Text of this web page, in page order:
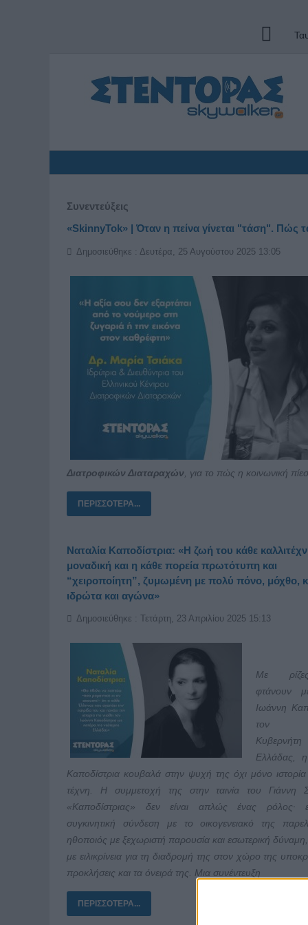
Συνεντεύξεις
«SkinnyTok» | Όταν η πείνα γίνεται "τάση". Πώς
Δημοσιεύθηκε : Δευτέρα, 25 Αυγούστου 2025 13:05
Διατροφικών Διαταραχών , για το πώς η κοινωνική
ΠΕΡΙΣΣΌΤΕΡΑ...
Ναταλία Καποδίστρια: «Η ζωή του κάθε
μοναδική και η κάθε πορεία πρωτότυπη και
“χειροποίητη”, ζυμωμένη με πολύ πόνο, μόχθο,
ιδρώτα και αγώνα»
Δημοσιεύθηκε : Τετάρτη, 23 Απριλίου 2025 15:13
Με
φτάνουν
Ιωάννη
τον
Ελλάδας,
Καποδίστρια κουβαλά στην ψυχή της όχι μόνο
τέχνη. Η συμμετοχή της στην ταινία του Γιάννη
«Καποδίστριας» δεν είναι απλώς ένας ρόλος·
συγκινητική σύνδεση με το οικογενειακό της
ηθοποιός με ξεχωριστή παρουσία και εσωτερική
με ειλικρίνεια για τη διαδρομή της στον χώρο της
προκλήσεις και τα όνειρά της. Μια συνέντευξη
ΠΕΡΙΣΣΌΤΕΡΑ...